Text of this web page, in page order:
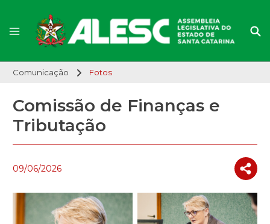
Comunicação Fotos
Comissão de Finanças e
Tributação
09/06/2026